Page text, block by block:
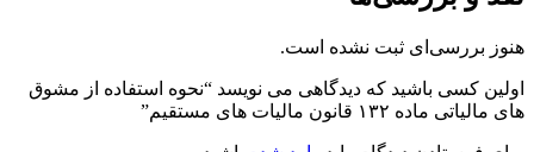
هنوز بررسی‌ای ثبت نشده است.
اولین کسی باشید که دیدگاهی می نویسد “نحوه استفاده از مشوق
های مالیاتی ماده ۱۳۲ قانون مالیات های مستقیم”